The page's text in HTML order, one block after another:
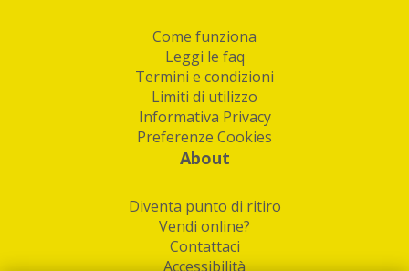
Come funziona
Leggi le faq
Termini e condizioni
Limiti di utilizzo
Informativa Privacy
Preferenze Cookies
About
Diventa punto di ritiro
Vendi online?
Contattaci
Accessibilità